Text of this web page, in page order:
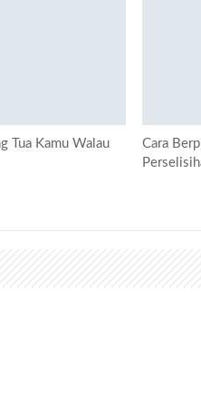
Tua Kamu Walau
Cara